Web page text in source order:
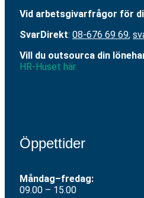
Vid arbetsgivarfrågor för
SvarDirekt: 08-676 69 69,
Vill du outsourca din
HR-Huset här.
Öppettider
Måndag–fredag:
09.00 – 15.00